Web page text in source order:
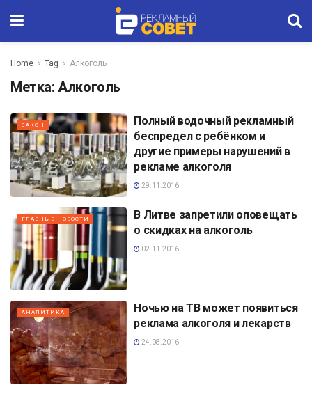
Home Tag Алкоголь
Метка:Алкоголь
ЗАКОН
Полный водочный рекламный
беспредел с ребёнком и
другие примеры нарушений в
рекламе алкоголя
29.11.2016
ГЛАВНЫЕ НОВОСТИ
В Литве запретили оповещать
о скидках на алкоголь
02.11.2016
АНАЛИТИКА
Ночью на ТВ может появиться
реклама алкоголя и лекарств
24.08.2016